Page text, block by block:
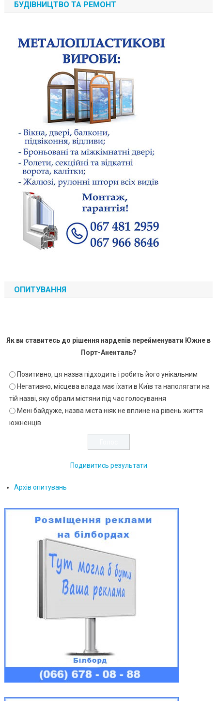
БУДІВНИЦТВО ТА РЕМОНТ
ОПИТУВАННЯ
Як ви ставитесь до рішення нардепів перейменувати Южне в
Порт-Аненталь?
Позитивно, ця назва підходить і робить його унікальним
Негативно, місцева влада має їхати в Київ та наполягати на
тій назві, яку обрали містяни під час голосування
Мені байдуже, назва міста ніяк не вплине на рівень життя
южненців
Подивитись результати
Архів опитувань